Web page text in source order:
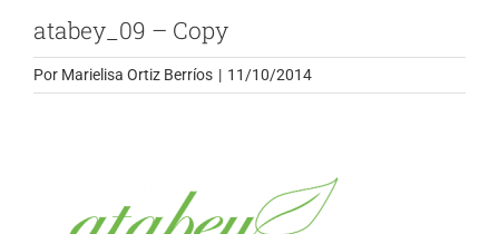
atabey_09 – Copy
Por Marielisa Ortiz Berríos | 11/10/2014